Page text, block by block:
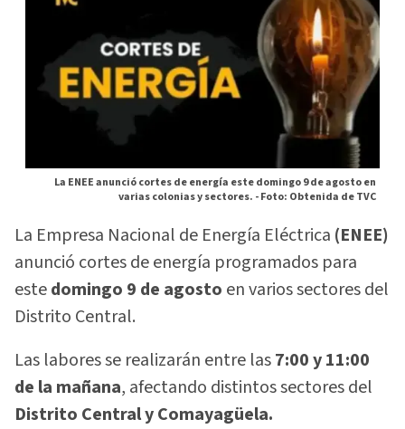
La ENEE anunció cortes de energía este domingo 9 de agosto en
varias colonias y sectores. -Foto: Obtenida de TVC
La Empresa Nacional de Energía Eléctrica (ENEE)
anunció cortes de energía programados para
estedomingo 9 de agosto en varios sectores del
Distrito Central.
Las labores se realizarán entre las7:00 y 11:00
de la mañana, afectando distintos sectores del
Distrito Central y Comayagüela.